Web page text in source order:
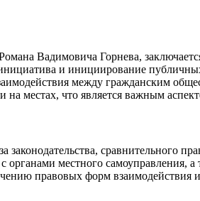
Вадимовича Горнева,
и инициирование
между гражданским
местах, что является важным
законодательства, сравнительного
местного самоуправления,
правовых форм взаимодействия